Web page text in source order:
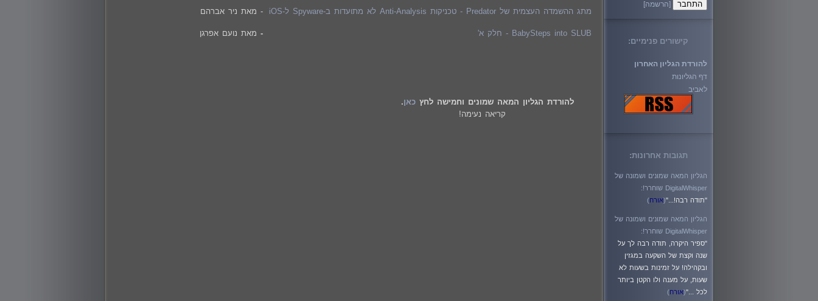
מתג ההשמדה העצמית של Predator - טכניקות Anti-Analysis לא מתועדות ב-Spyware ל-iOS - מאת ניר אברהם
BabySteps into SLUB - חלק א' - מאת נועם אפרגן
להורדת הגליון המאה שמונים וחמישה לחץ כאן.
קריאה נעימה!
[הרשמה]
קישורים פנימיים:
להורדת הגליון האחרון
דף הגליונות
לאביב
תגובות אחרונות:
הגליון המאה שמונים ושמונה של
DigitalWhisper שוחרר!:
"תודה רבה!..."(אורח)
הגליון המאה שמונים ושמונה של
DigitalWhisper שוחרר!:
"ספיר היקרה, תודה רבה לך על
שנה וקצת של השקעה במגזין
ובקהילה! על זמינות בשעות לא
שעות, על מענה ולו הקטן ביותר
לכל ..."(אורח)